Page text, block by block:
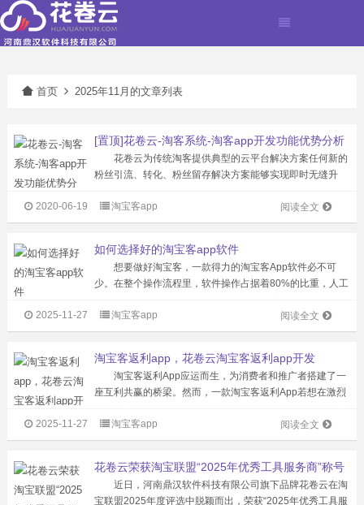
首页 2025年11月的文章列表
[置顶]花卷云-淘客系统-淘客app开发功能优势分析
花卷云为传统淘客提供典型的云平台解决方案任何新的
粉丝引流、转化、粉丝留存解决方案能够实现即时无缝升
家，注册粉丝2000万。淘客APP产品市场占有率超50%，
累计为站长创造佣金超2亿...
阅读全文
2020-06-19 淘宝客app
如何选择好的淘宝客app软件
想要做好淘宝客，一款得力的淘宝客App软件必不可
少。在整个操作流程里，软件操作占据着80%的比重，人工
的绝对优势，却能为淘客们的事业发展提供强大助力。
淘宝客App软件是近几年兴起...
阅读全文
2025-11-27 淘宝客app
淘宝客返利app，花卷云淘宝客返利app开发
淘宝客返利App应运而生，为消费者和推广者搭建了一
座互利共赢的桥梁。然而，一款淘宝客返利App若想在激烈
为中心进行开发。 大众需求是淘宝客返利App开发的基
石。任何一款产品推向市场，...
阅读全文
2025-11-27 淘宝客app
花卷云荣获淘宝联盟“2025年优秀工具服务商”称号
近日，河南鼎汉软件科技有限公司旗下品牌花卷云在淘
宝联盟2025年度评选中脱颖而出，荣获“2025年优秀工具服